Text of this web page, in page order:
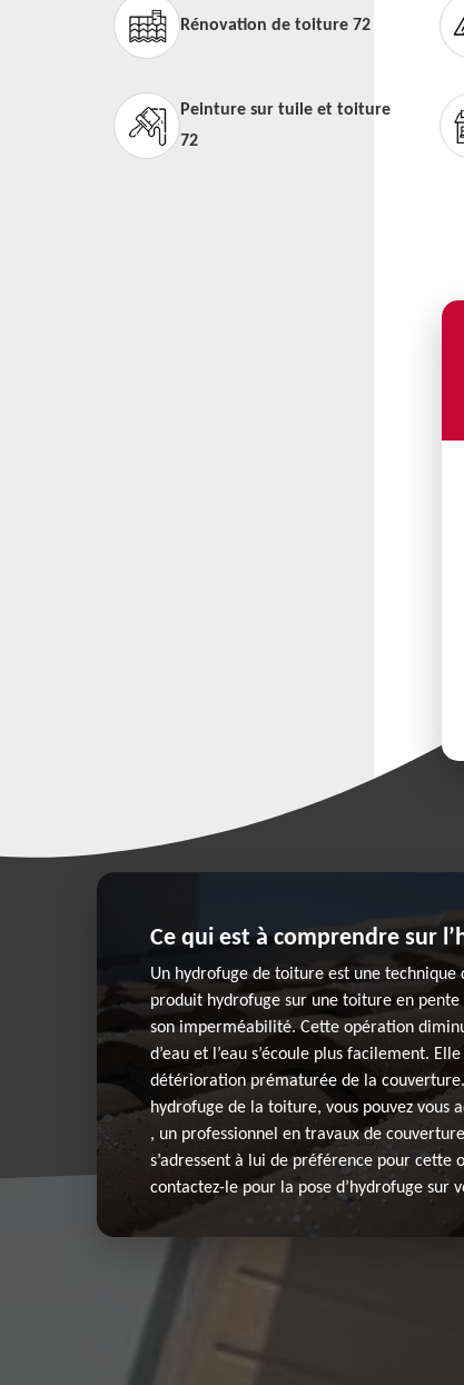
Rénovation de toiture 72
Peinture sur tuile et toiture
72
Ce qui est à comprendre sur
Un hydrofuge de toiture est une technique
produit hydrofuge sur une toiture en
son imperméabilité. Cette opération
d’eau et l’eau s’écoule plus facilement.
détérioration prématurée de la
hydrofuge de la toiture, vous pouvez vous
, un professionnel en travaux de
s’adressent à lui de préférence pour cette
contactez-le pour la pose d’hydrofuge sur